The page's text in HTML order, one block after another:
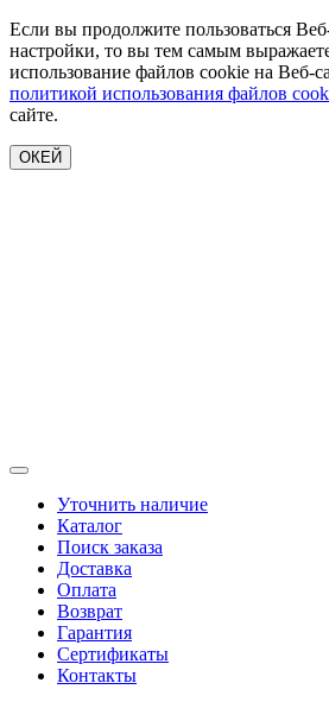
Если вы продолжите пользоваться
настройки, то вы тем самым
использование файлов cookie на Веб-
политикой использования файлов
сайте.
ОКЕЙ
Уточнить наличие
Каталог
Поиск заказа
Доставка
Оплата
Возврат
Гарантия
Сертификаты
Контакты